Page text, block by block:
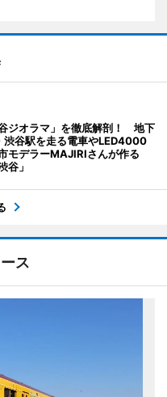
ジオラマ」を徹底解剖！ 地下
渋谷駅を走る電車やLED4000
モデラーMAJIRIさんが作る
谷」
ス